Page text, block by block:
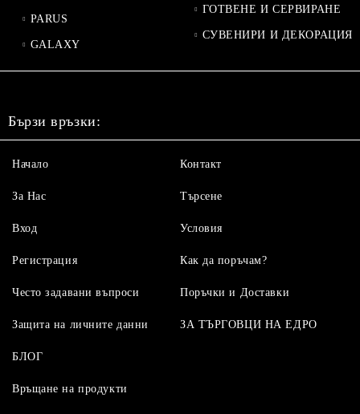
PARUS
GALAXY
ГОТВЕНЕ И СЕРВИРАНЕ
СУВЕНИРИ И ДЕКОРАЦИЯ
Бързи връзки:
Начало
За Нас
Вход
Регистрация
Контакт
Търсене
Условия
Как да поръчам?
Често задавани въпроси
Защита на личните данни
БЛОГ
Връщане на продукти
Поръчки и Доставки
ЗА ТЪРГОВЦИ НА ЕДРО